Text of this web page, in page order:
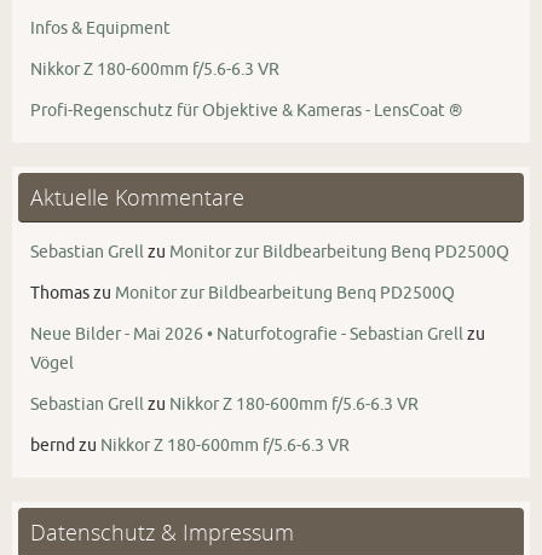
Infos & Equipment
Nikkor Z 180-600mm f/5.6-6.3 VR
Profi-Regenschutz für Objektive & Kameras - LensCoat ®
Aktuelle Kommentare
Sebastian Grellzu Monitor zur Bildbearbeitung Benq PD2500Q
Thomaszu Monitor zur Bildbearbeitung Benq PD2500Q
Neue Bilder - Mai 2026 • Naturfotografie - Sebastian Grellzu
Vögel
Sebastian Grellzu Nikkor Z 180-600mm f/5.6-6.3 VR
bernd zu Nikkor Z 180-600mm f/5.6-6.3 VR
Datenschutz & Impressum